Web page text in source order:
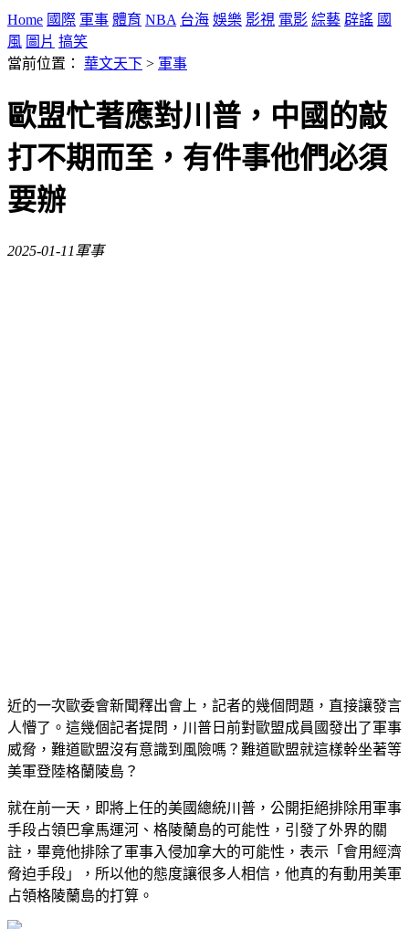
Home 國際 軍事 體育 NBA 台海 娛樂 影視 電影 綜藝 辟謠 國
風 圖片 搞笑
當前位置： 華文天下 > 軍事
歐盟忙著應對川普，中國的敲
打不期而至，有件事他們必須
要辦
2025-01-11軍事
近的一次歐委會新聞釋出會上，記者的幾個問題，直接讓發言
人懵了。這幾個記者提問，川普日前對歐盟成員國發出了軍事
威脅，難道歐盟沒有意識到風險嗎？難道歐盟就這樣幹坐著等
美軍登陸格蘭陵島？
就在前一天，即將上任的美國總統川普，公開拒絕排除用軍事
手段占領巴拿馬運河、格陵蘭島的可能性，引發了外界的關
註，畢竟他排除了軍事入侵加拿大的可能性，表示「會用經濟
脅迫手段」，所以他的態度讓很多人相信，他真的有動用美軍
占領格陵蘭島的打算。